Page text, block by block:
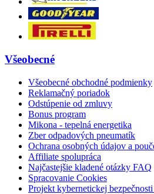
Všeobecné
Všeobecné obchodné podmienky
Reklamačný poriadok
Odstúpenie od zmluvy
Bonus program
Mikona - tepelná energetika
Zber odpadových pneumatík
Ochrana osobných údajov a
Affiliate spolupráca
Najčastejšie kladené otázky FAQ
Spracovanie Cookies
Projekt kybernetickej